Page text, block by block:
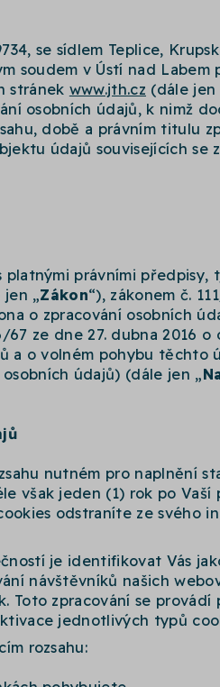
se sídlem Teplice,
soudem v Ústí nad Labem
stránek www.jth.cz (dále jen
osobních údajů, k nimž
době a právním titulu
údajů souvisejících se
právními předpisy,
jen „Zákon“), zákonem č.
o zpracování osobních
67 ze dne 27. dubna 2016
a o volném pohybu těchto
údajů) (dále jen „
nutném pro naplnění
však jeden (1) rok po Vaší
odstraníte ze svého
je identifikovat Vás
návštěvníků našich
Toto zpracování se provádí
jednotlivých typů
rozsahu: